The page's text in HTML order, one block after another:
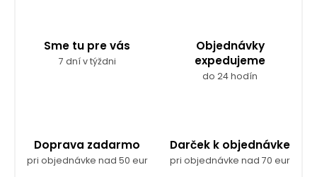
Sme tu pre vás
7 dní v týždni
Objednávky
expedujeme
do 24 hodín
Doprava zadarmo
pri objednávke nad 50 eur
Darček k objednávke
pri objednávke nad 70 eur